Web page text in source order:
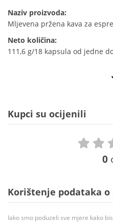
Naziv proizvoda:
Mljevena pržena kava za
Neto količina:
111,6 g/18 kapsula od jedne
Kupci su ocijenili
0
Korištenje podataka o
Iako smo poduzeli sve mjere kako